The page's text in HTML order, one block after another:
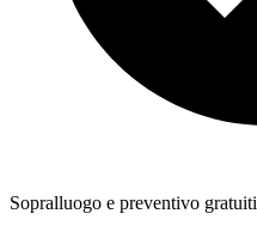
Sopralluogo e preventivo gratuiti